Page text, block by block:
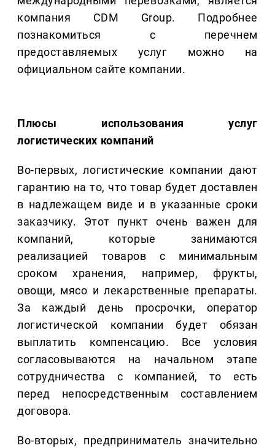
компания CDM Group. Подробнее
познакомиться с перечнем
предоставляемых услуг можно на
официальном сайте компании.
Плюсы использования услуг
логистических компаний
Во-первых, логистические компании дают
гарантию на то, что товар будет доставлен
в надлежащем виде и в указанные сроки
заказчику. Этот пункт очень важен для
компаний, которые занимаются
реализацией товаров с минимальным
сроком хранения, например, фрукты,
овощи, мясо и лекарственные препараты.
За каждый день просрочки, оператор
логистической компании будет обязан
выплатить компенсацию. Все условия
согласовываются на начальном этапе
сотрудничества с компанией, то есть
перед непосредственным составлением
договора.
Во-вторых, предприниматель значительно